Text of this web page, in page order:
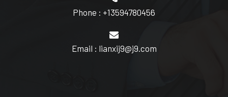
Phone : +13594780456
Email : lianxij9@j9.com